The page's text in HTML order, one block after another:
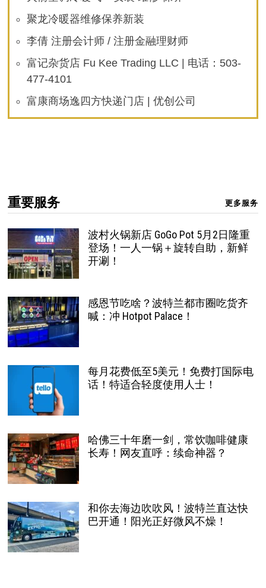
聚龙冷暖器维修保养新装
李倩 注册会计师 / 注册金融理财师
富记杂货店 Fu Kee Trading LLC | 电话：503-
477-4101
富康商场逸四方快递门店 | 优创公司
重要服务 更多服务
波村火锅新店 GoGo Pot 5月2日隆重
登场！一人一锅＋旋转自助，新鲜
开涮！
感恩节吃啥？波特兰都市圈吃货齐
喊：冲 Hotpot Palace！
每月花费低至5美元！免费打国际电
话！特适合轻度使用人士！
哈佛三十年磨一剑，常饮咖啡健康
长寿！网友直呼：续命神器？
和你去海边吹吹风！波特兰直达快
巴开通！阳光正好微风不燥！